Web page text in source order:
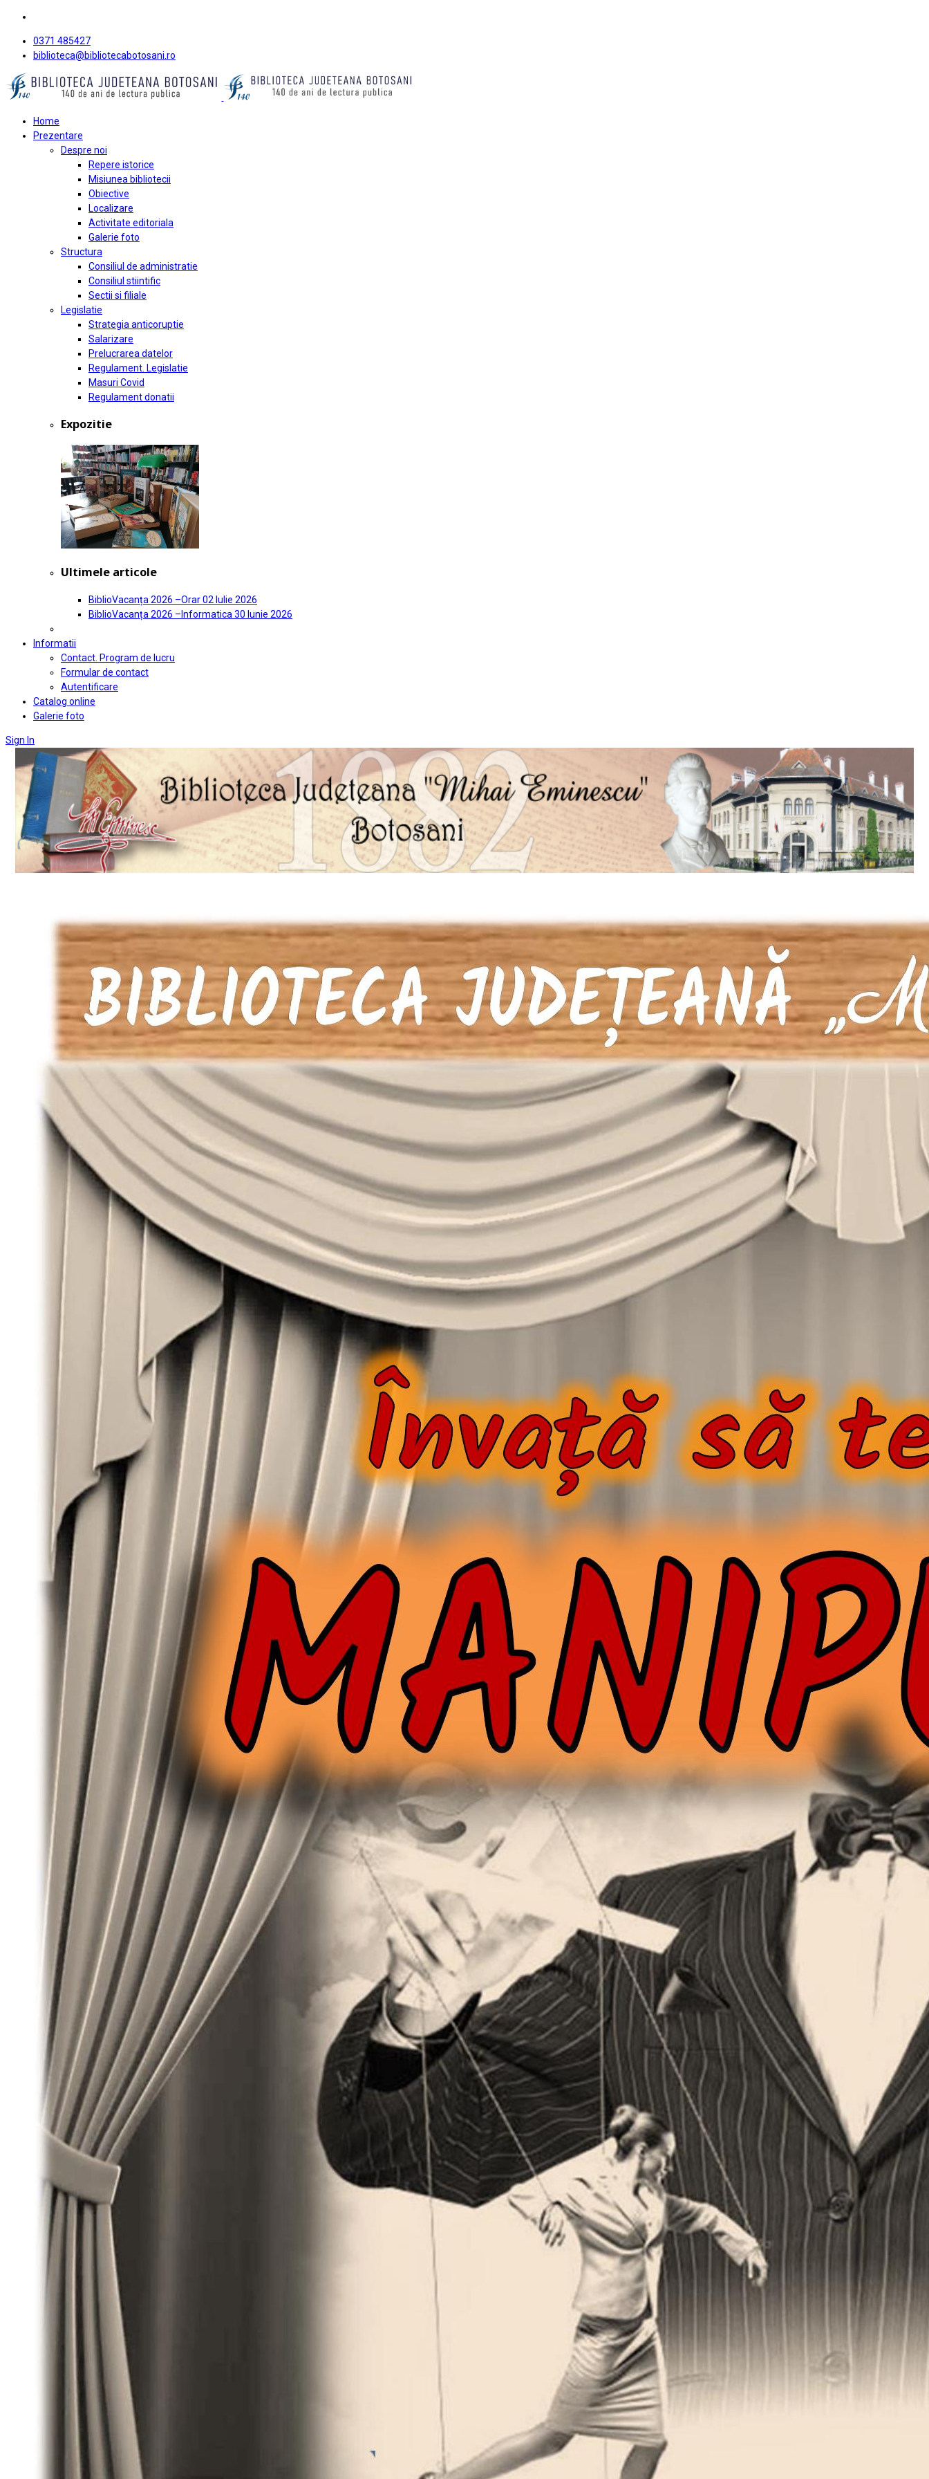
0371 485427
biblioteca@bibliotecabotosani.ro
Home
Prezentare
Despre noi
Repere istorice
Misiunea bibliotecii
Obiective
Localizare
Activitate editoriala
Galerie foto
Structura
Consiliul de administratie
Consiliul stiintific
Sectii si filiale
Legislatie
Strategia anticoruptie
Salarizare
Prelucrarea datelor
Regulament. Legislatie
Masuri Covid
Regulament donatii
Expozitie
Ultimele articole
BiblioVacanța 2026 –Orar02 Iulie 2026
BiblioVacanța 2026 –Informatica 30 Iunie 2026
Informatii
Contact. Program de lucru
Formular de contact
Autentificare
Catalog online
Galerie foto
Sign In